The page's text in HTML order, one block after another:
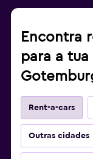
Encontra
para a
Rent-a-cars
Outras cidades